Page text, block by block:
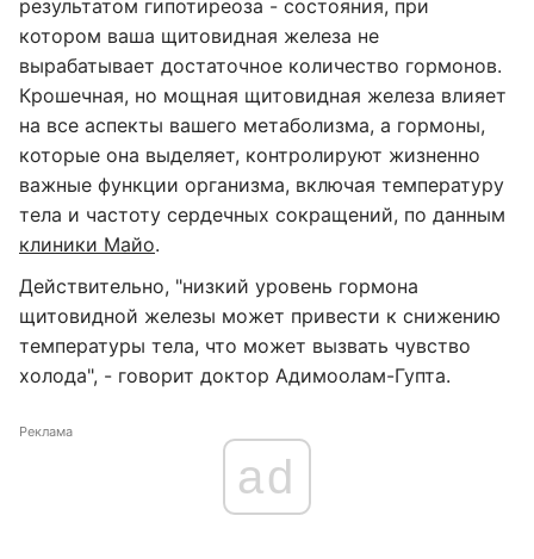
результатом гипотиреоза - состояния, при
котором ваша щитовидная железа не
вырабатывает достаточное количество гормонов.
Крошечная, но мощная щитовидная железа влияет
на все аспекты вашего метаболизма, а гормоны,
которые она выделяет, контролируют жизненно
важные функции организма, включая температуру
тела и частоту сердечных сокращений, по данным
клиники Майо.
Действительно, "низкий уровень гормона
щитовидной железы может привести к снижению
температуры тела, что может вызвать чувство
холода", - говорит доктор Адимоолам-Гупта.
Реклама
ad